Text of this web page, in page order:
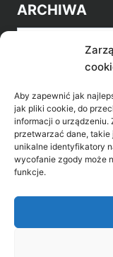
Aby zapewnić jak
jak pliki cookie, do
informacji o urządzeniu.
przetwarzać dane,
unikalne identyfikatory
wycofanie zgody może
funkcje.
ARCHIWA
Archiwa
POZNAJ
>Gołdap Mazurski